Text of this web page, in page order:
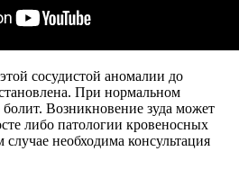
сосудистой аномалии до
При нормальном
Возникновение зуда может
либо патологии кровеносных
необходима консультация